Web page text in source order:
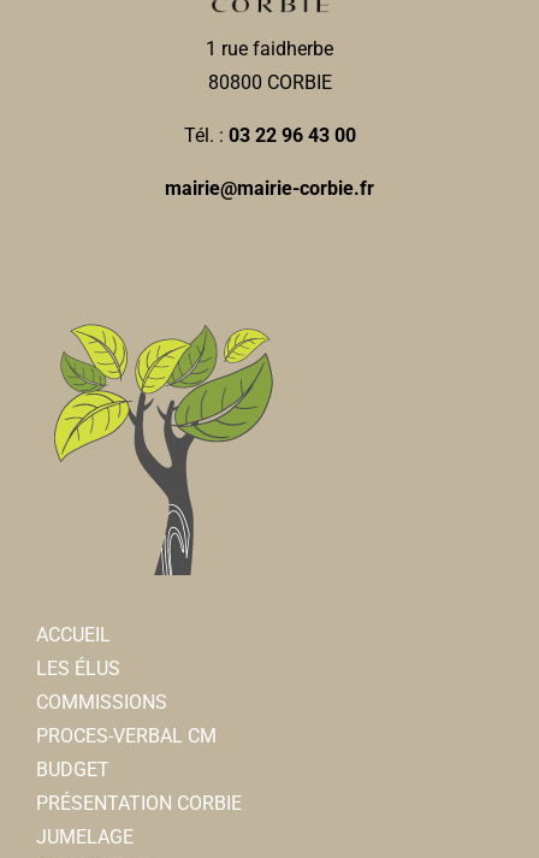
1 rue faidherbe
80800 CORBIE
Tél. : 03 22 96 43 00
mairie@mairie-corbie.fr
ACCUEIL
LES ÉLUS
COMMISSIONS
PROCES-VERBAL CM
BUDGET
PRÉSENTATION CORBIE
JUMELAGE